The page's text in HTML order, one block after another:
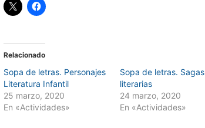
Relacionado
Sopa de letras. Personajes
Literatura Infantil
25 marzo, 2020
En «Actividades»
Sopa de letras. Sagas
literarias
24 marzo, 2020
En «Actividades»